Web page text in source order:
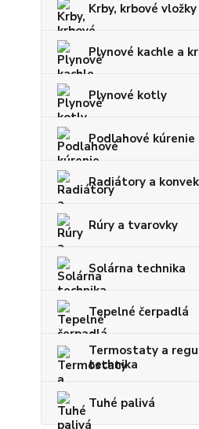
Krby, krbové vložky
Plynové kachle a
Plynové kotly
Podlahové kúrenie
Radiátory a
Rúry a tvarovky
Solárna technika
Tepelné čerpadlá
Termostaty a
technika
Tuhé palivá